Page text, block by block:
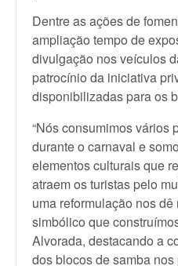
Dentre as ações de
ampliação tempo de
divulgação nos veículos
patrocínio da iniciativa
disponibilizadas para os
“Nós consumimos vários
durante o carnaval e
elementos culturais que
atraem os turistas pelo
uma reformulação nos
simbólico que
Alvorada, destacando a
dos blocos de samba